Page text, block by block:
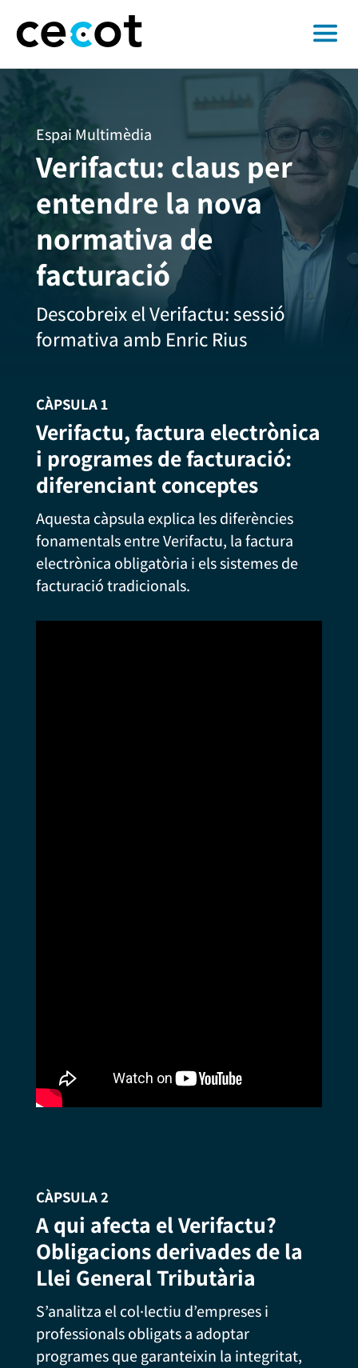
Espai Multimèdia
Verifactu: claus per
entendre la nova
normativa de
facturació
Descobreix el Verifactu: sessió
formativa amb Enric Rius
CÀPSULA 1
Verifactu, factura electrònica
i programes de facturació:
diferenciant conceptes
Aquesta càpsula explica les diferències
fonamentals entre Verifactu, la factura
electrònica obligatòria i els sistemes de
facturació tradicionals.
CÀPSULA 2
A qui afecta el Verifactu?
Obligacions derivades de la
Llei General Tributària
S’analitza el col·lectiu d’empreses i
professionals obligats a adoptar
programes que garanteixin la integritat,